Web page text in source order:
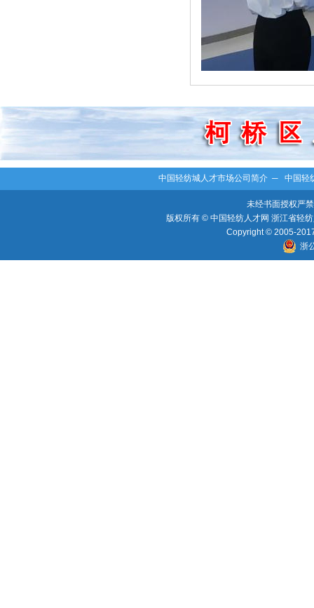
中国轻纺城人才市场公司简介─ 中国轻
未经书面授权严
版权所有 © 中国轻纺人才网 浙江省
Copyright © 2005-
浙